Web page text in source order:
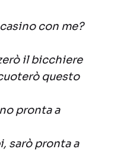
con me?
il bicchiere
questo
pronta a
sarò pronta a